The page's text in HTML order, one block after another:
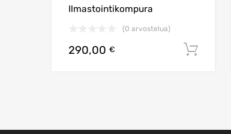
Ilmastointikompura
(0 arvostelua)
290,00 €